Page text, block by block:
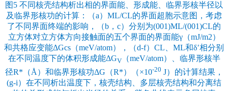
图5 不同核壳结构析出相的界面能、形成能、临界形核半径以
及临界形核功的计算：（a）ML/CL的界面超胞示意图，考虑
了不同界面终端的影响，（b，c）分别为(001)ML/(001)CL的
立方体对立方体方向接触面的五个界面的界面能γ（mJ/m2）
和共格应变能ΔGcs（meV/atom），（d-f）CL、ML和δ′相分别
在不同温度下的体积形成能ΔGV（meV/atom）、临界形核半
径R*（Å）和临界形核功ΔG（R*）（×10-20 J）的计算结果，
(g-i）在不同析出温度下，核壳结构、多层核壳结构和分离结